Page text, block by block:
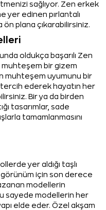
sağlıyor. Zen erkek
yer edinen pırlantalı
ön plana çıkarabilirsiniz.
oldukça başarılı Zen
muhteşem bir gizem
muhteşem uyumunu bir
ederek hayatın her
Bir ya da birden
tasarımlar, sade
tamamlanmasını
yer aldığı taşlı
görünüm için son derece
modellerin
sayede modellerin her
elde eder. Özel akşam